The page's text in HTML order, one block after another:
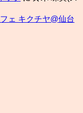
ェ キクチヤ@仙台